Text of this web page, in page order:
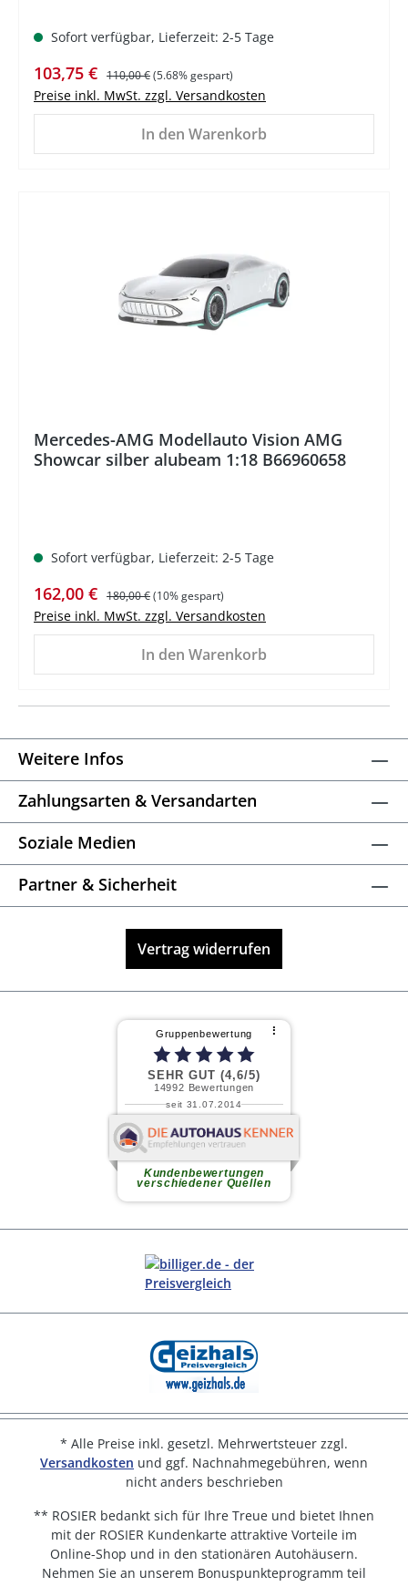
Sofort verfügbar, Lieferzeit: 2-5 Tage
Verkaufspreis:
103,75 € Regulärer Preis:
110,00 €(5.68% gespart)
Preise inkl. MwSt. zzgl. Versandkosten
In den Warenkorb
Mercedes-AMG Modellauto Vision AMG
Showcar silber alubeam 1:18 B66960658
Sofort verfügbar, Lieferzeit: 2-5 Tage
Verkaufspreis:
162,00 € Regulärer Preis:
180,00 €(10% gespart)
Preise inkl. MwSt. zzgl. Versandkosten
In den Warenkorb
Weitere Infos
Zahlungsarten & Versandarten
Soziale Medien
Partner & Sicherheit
Vertrag widerrufen
* Alle Preise inkl. gesetzl. Mehrwertsteuer zzgl.
Versandkosten und ggf. Nachnahmegebühren, wenn
nicht anders beschrieben
** ROSIER bedankt sich für Ihre Treue und bietet Ihnen
mit der ROSIER Kundenkarte attraktive Vorteile im
Online-Shop und in den stationären Autohäusern.
Nehmen Sie an unserem Bonuspunkteprogramm teil